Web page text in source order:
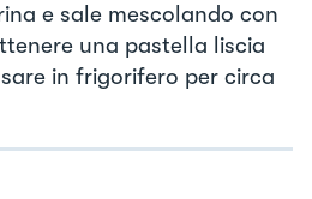
e sale mescolando con
una pastella liscia
in frigorifero per circa